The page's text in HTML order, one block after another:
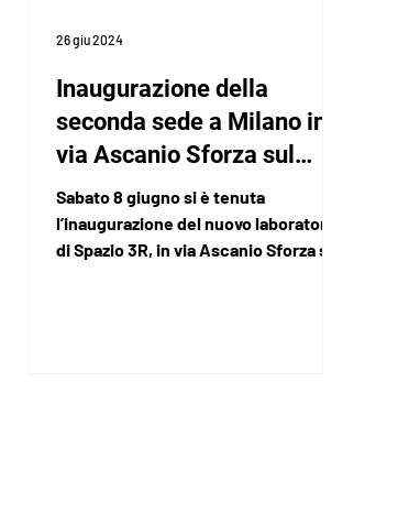
Inaugurazione della
seconda sede a Milano in
via Ascanio Sforza sul
Naviglio Pavese
Sabato 8 giugno si è tenuta
l’inaugurazione del nuovo laboratorio
di Spazio 3R, in via Ascanio Sforza sul
26 giu 2024